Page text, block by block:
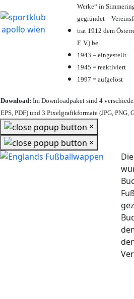
Werke“ in
gegründet –
trat 1912 dem
F. V.) be
1943 = eingestellt
1945 = reaktiviert
1997 = aufgelöst
Download: Im Downloadpaket sind 4
EPS, PDF) und 3 Pixelgrafikformate (JPG, PNG,
×
×